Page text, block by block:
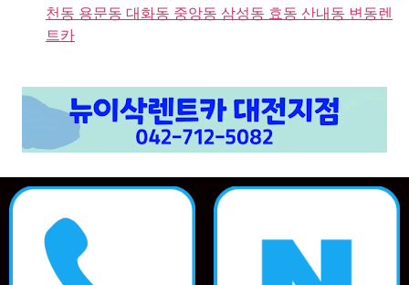
천동 용문동 대화동 중앙동 삼성동 효동 산내동 변동렌
트카